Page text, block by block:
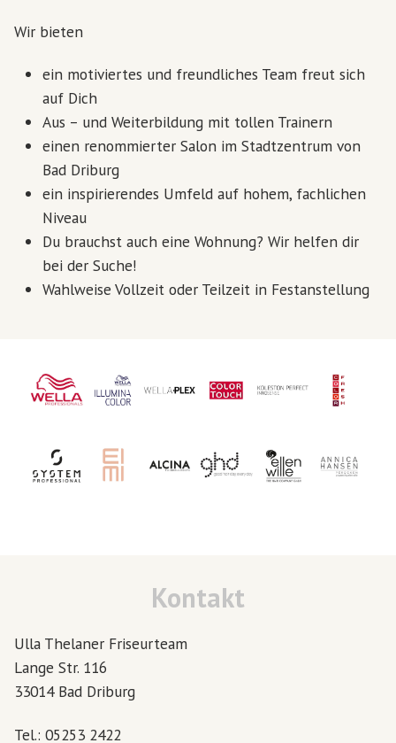
Wir bieten
ein motiviertes und freundliches Team freut sich
auf Dich
Aus – und Weiterbildung mit tollen Trainern
einen renommierter Salon im Stadtzentrum von
Bad Driburg
ein inspirierendes Umfeld auf hohem, fachlichen
Niveau
Du brauchst auch eine Wohnung? Wir helfen dir
bei der Suche!
Wahlweise Vollzeit oder Teilzeit in Festanstellung
Kontakt
Ulla Thelaner Friseurteam
Lange Str. 116
33014 Bad Driburg
Tel.: 05253 2422